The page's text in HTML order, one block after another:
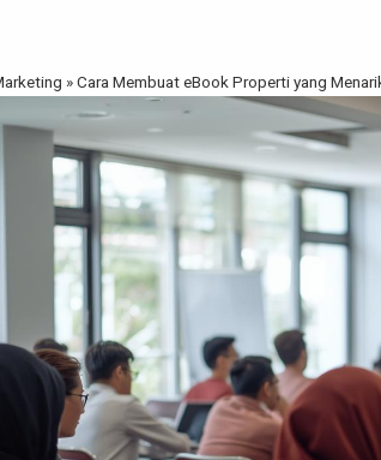
»Cara Membuat eBook Properti yang